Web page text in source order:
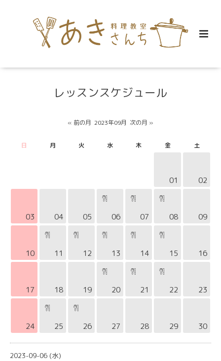
レッスンスケジュール
« 前の月 2023年09月 次の月 »
日 月 火 水 木 金 土
01 02
03 04 05 06 07 08 09
10 11 12 13 14 15 16
17 18 19 20 21 22 23
24 25 26 27 28 29 30
2023-09-06 (水)